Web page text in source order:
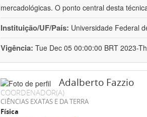
mercadológicas. O ponto central desta
Instituição/UF/País: Universidade Federal
Vigência: Tue Dec 05 00:00:00 BRT 2023-
Adalberto Fazzio
COORDENADOR(A)
CIÊNCIAS EXATAS E DA TERRA
Física